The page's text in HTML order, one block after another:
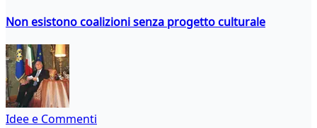
Non esistono coalizioni senza progetto culturale
Idee e Commenti